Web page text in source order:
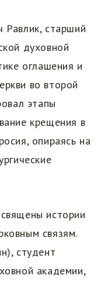
Равлик, старший
духовной
оглашения и
во второй
этапы
крещения в
опираясь на
истории
связям.
студент
академии,